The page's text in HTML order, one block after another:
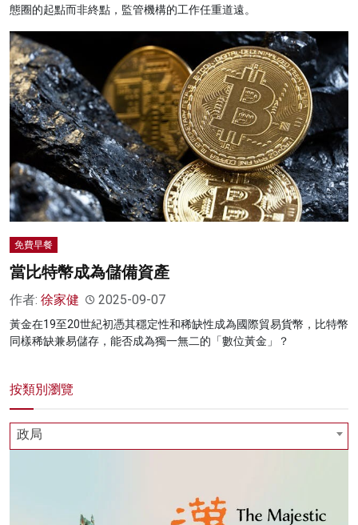
態圈的起點而非終點，監管機構的工作任重道遠。
免費早餐
當比特幣成為儲備資產
作者: 徐家健 2025-09-07
黃金在19至20世紀初憑其穩定性和稀缺性成為國際貿易貨幣，比特幣
同樣稀缺兼易儲存，能否成為獨一無二的「數位黃金」？
按類別瀏覽
政局